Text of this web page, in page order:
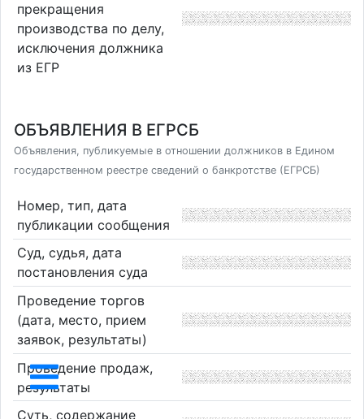
прекращения
производства по делу,
исключения должника
из ЕГР
ОБЪЯВЛЕНИЯ В ЕГРСБ
Объявления, публикуемые в отношении должников в Едином
государственном реестре сведений о банкротстве (ЕГРСБ)
Номер, тип, дата
публикации сообщения
Суд, судья, дата
постановления суда
Проведение торгов
(дата, место, прием
заявок, результаты)
Проведение продаж,
результаты
Суть, содержание